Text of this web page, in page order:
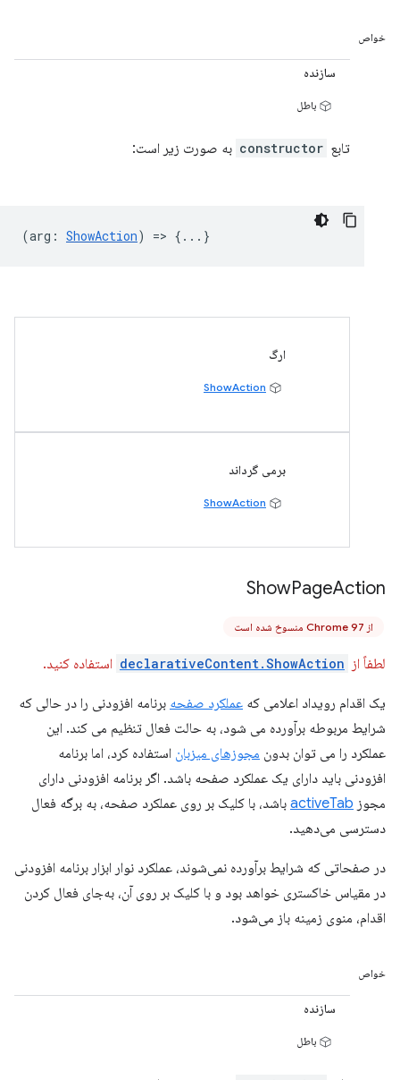
خواص
سازنده
باطل
تابع constructor به صورت زیر است:
(arg : ShowAction) => {...}
ارگ
ShowAction
برمی گرداند
ShowAction
ShowPageAction
از Chrome 97 منسوخ شده است
لطفاً از declarativeContent.ShowAction استفاده کنید.
یک اقدام رویداد اعلامی که عملکرد صفحه برنامه افزودنی را در حالی که
شرایط مربوطه برآورده می شود، به حالت فعال تنظیم می کند. این
عملکرد را می توان بدون مجوزهای میزبان استفاده کرد، اما برنامه
افزودنی باید دارای یک عملکرد صفحه باشد. اگر برنامه افزودنی دارای
مجوز activeTab باشد، با کلیک بر روی عملکرد صفحه، به برگه فعال
دسترسی می‌دهید.
در صفحاتی که شرایط برآورده نمی‌شوند، عملکرد نوار ابزار برنامه افزودنی
در مقیاس خاکستری خواهد بود و با کلیک بر روی آن، به‌جای فعال کردن
اقدام، منوی زمینه باز می‌شود.
خواص
سازنده
باطل